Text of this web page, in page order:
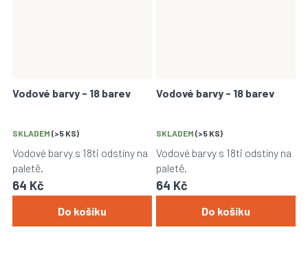
Vodové barvy - 18 barev
SKLADEM (>5 KS)
64 Kč
Do košíku
Vodové barvy s 18ti odstíny na
paletě.
Vodové barvy - 18 barev
SKLADEM (>5 KS)
64 Kč
Do košíku
Vodové barvy s 18ti odstíny na
paletě.